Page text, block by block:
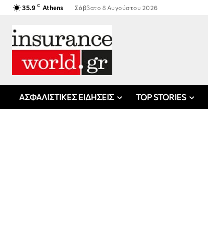
35.9 C Athens Σάββατο 8 Αυγούστου 2026
ΑΣΦΑΛΙΣΤΙΚΕΣ ΕΙΔΗΣΕΙΣ TOP STORIES